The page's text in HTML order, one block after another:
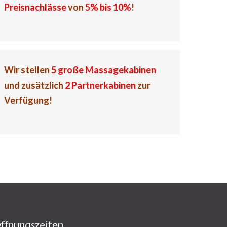
Preisnachlässevon5% bis 10%!
Wir stellen5 große Massagekabinen
und zusätzlich 2 Partnerkabinen zur
Verfügung!